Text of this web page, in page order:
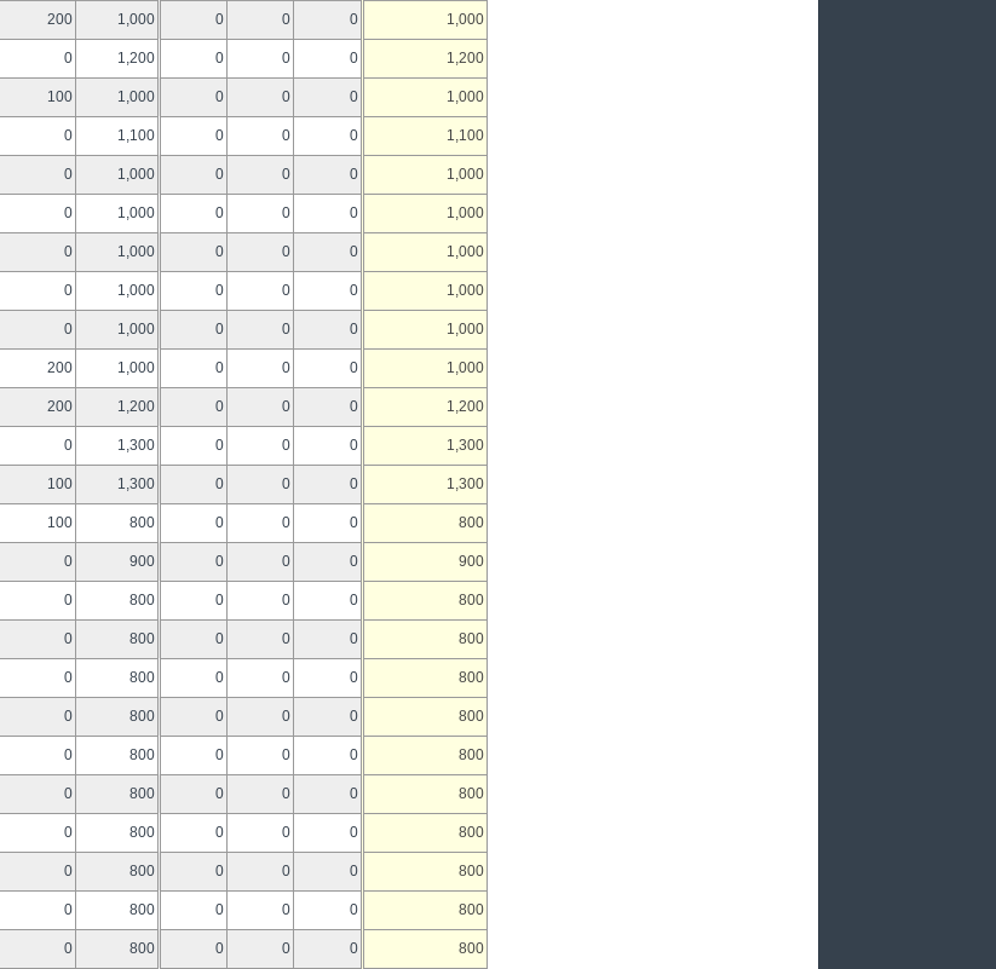
200 1,000 0 0 0 1,000
0 1,200 0 0 0 1,200
100 1,000 0 0 0 1,000
0 1,100 0 0 0 1,100
0 1,000 0 0 0 1,000
0 1,000 0 0 0 1,000
0 1,000 0 0 0 1,000
0 1,000 0 0 0 1,000
0 1,000 0 0 0 1,000
200 1,000 0 0 0 1,000
200 1,200 0 0 0 1,200
0 1,300 0 0 0 1,300
100 1,300 0 0 0 1,300
100 800 0 0 0 800
0 900 0 0 0 900
0 800 0 0 0 800
0 800 0 0 0 800
0 800 0 0 0 800
0 800 0 0 0 800
0 800 0 0 0 800
0 800 0 0 0 800
0 800 0 0 0 800
0 800 0 0 0 800
0 800 0 0 0 800
0 800 0 0 0 800